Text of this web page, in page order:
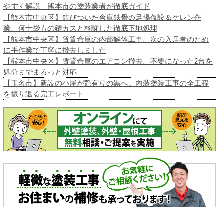
やすく解説｜熊本市の塗装業者が徹底ガイド
【熊本市中央区】錆びついた倉庫鉄骨の足場仮設＆ケレン作
業。何十袋もの錆カスと格闘した徹底下地処理
【熊本市中央区】賃貸倉庫の内部解体工事。次の入居者のため
に手作業で丁寧に撤去しました
【熊本市中央区】賃貸倉庫のエアコン撤去。不要になった2台を
処分までまるっと対応
【玉名市】新設の小屋が艶有りの黒へ。内装塗装工事の全工程
を振り返る完工レポート